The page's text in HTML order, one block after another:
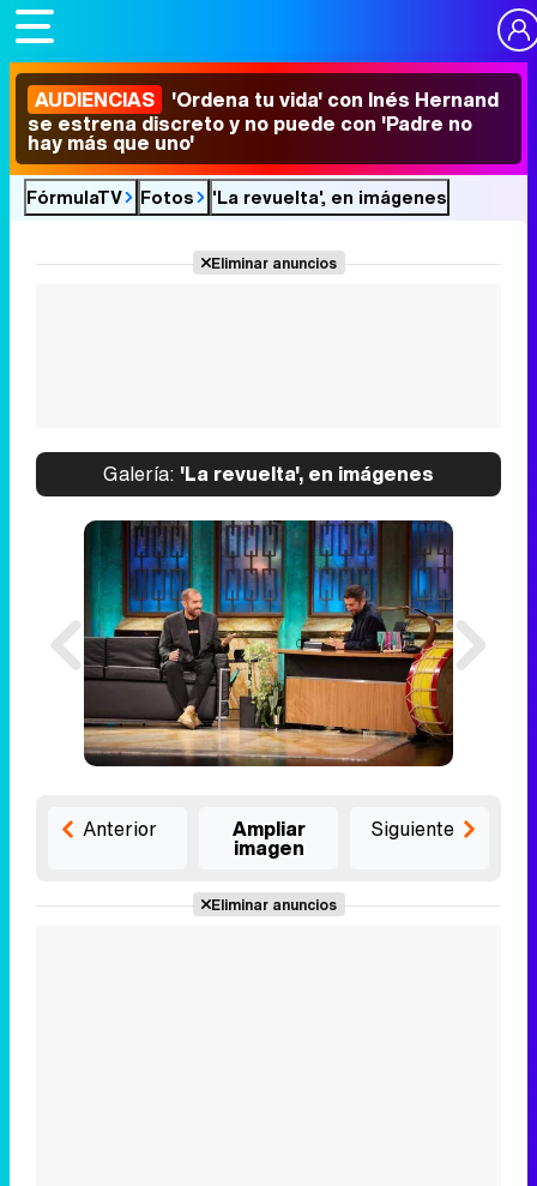
AUDIENCIAS 'Ordena tu vida' con Inés Hernand
se estrena discreto y no puede con 'Padre no
hay más que uno'
FórmulaTV Fotos 'La revuelta', en imágenes
Eliminar anuncios
Galería: 'La revuelta', en imágenes
Anterior Ampliar
imagen
Siguiente
Eliminar anuncios